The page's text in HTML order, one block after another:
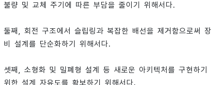
불량 및 교체 주기에 따른 부담을 줄이기 위해서다.
둘째, 회전 구조에서 슬립링과 복잡한 배선을 제거함으로써 장
비 설계를 단순화하기 위해서다.
셋째, 소형화 및 밀폐형 설계 등 새로운 아키텍처를 구현하기
위한 설계 자유도를 확보하기 위해서다.